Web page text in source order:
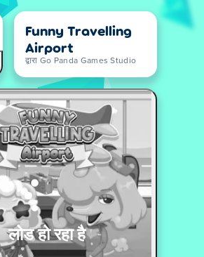
Funny Travelling
Airport
द्वारा Go Panda Games Studio
लोड हो रहा है